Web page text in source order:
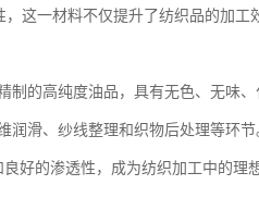
这一材料不仅提升了纺织品的加工
制的高纯度油品，具有无色、无味、
润滑、纱线整理和织物后处理等环节
好的渗透性，成为纺织加工中的理